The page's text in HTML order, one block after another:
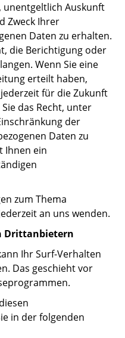
unentgeltlich Auskunft
Zweck Ihrer
Daten zu erhalten.
die Berichtigung oder
Wenn Sie eine
erteilt haben,
für die Zukunft
das Recht, unter
der
Daten zu
Ihnen ein
zum Thema
an uns wenden.
Drittanbietern
Ihr Surf-Verhalten
Das geschieht vor
in der folgenden